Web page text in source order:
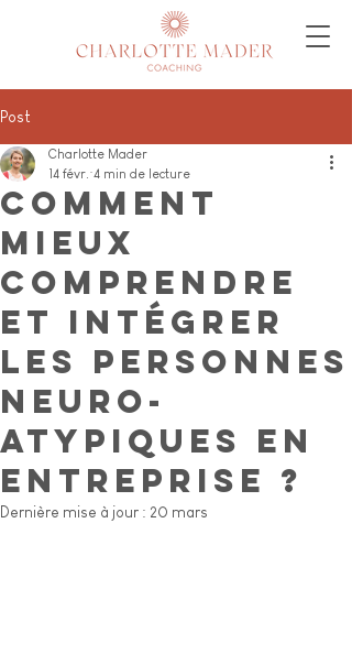
Post
Comment
mieux
comprendre
et intégrer
les personnes
neuro-
atypiques en
entreprise ?
Charlotte Mader
14 févr. 4 min de lecture
Dernière mise à jour : 20 mars